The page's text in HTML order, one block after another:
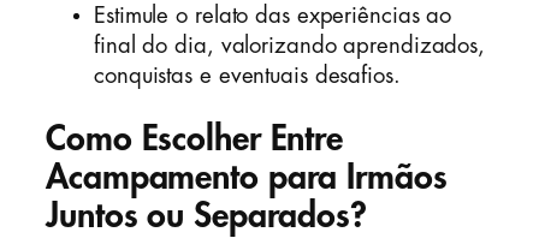
Estimule o relato das experiências ao
final do dia, valorizando aprendizados,
conquistas e eventuais desafios.
Como Escolher Entre
Acampamento para Irmãos
Juntos ou Separados?